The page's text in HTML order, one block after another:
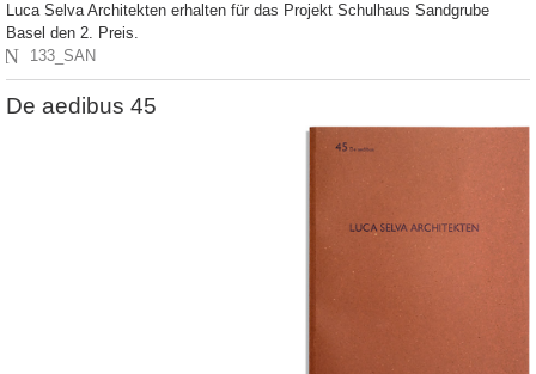
Luca Selva Architekten erhalten für das Projekt Schulhaus Sandgrube
Basel den 2. Preis.
N 133_SAN
De aedibus 45